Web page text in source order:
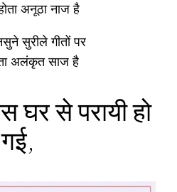
अनूठा नाज है
सुरीले गीतों पर
अलंकृत साज है
से परायी हो
गई,